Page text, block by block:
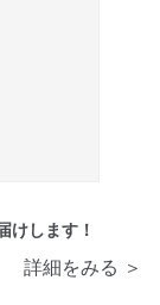
けします！
詳細をみる ＞